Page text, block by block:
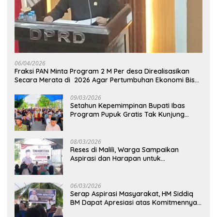
06/04/2026
Fraksi PAN Minta Program 2 M Per desa Direalisasikan
Secara Merata di 2026 Agar Pertumbuhan Ekonomi Bisa
09/03/2026
Setahun Kepemimpinan Bupati Ibas
Program Pupuk Gratis Tak Kunjung
08/03/2026
Reses di Malili, Warga Sampaikan
Aspirasi dan Harapan untuk
06/03/2026
Serap Aspirasi Masyarakat, HM Siddiq
BM Dapat Apresiasi atas Komitmennya